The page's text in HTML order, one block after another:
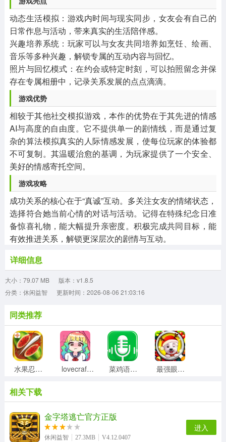
动态生活模拟：游戏内时间与现实同步，女友会有自己的
日常作息与活动，带来真实的生活陪伴感。
兴趣培养系统：玩家可以与女友共同培养如烹饪、绘画、
音乐等多种兴趣，解锁专属的互动内容与回忆。
照片与回忆模式：在约会或特定时刻，可以拍照留念并保
存在专属相册中，记录关系发展的点点滴滴。
游戏优势
相较于其他社交模拟游戏，本作的优势在于其先进的情感
AI与高度的自由度。它不提供单一的剧情线，而是通过复
杂的算法模拟真实的人际情感发展，使每位玩家的体验都
不可复制。其温暖治愈的基调，为玩家提供了一个安全、
美好的情感寄托空间。
游戏攻略
成功关系的核心在于“真诚”互动。多关注女友的情绪状态，
选择符合她当前心情的对话与活动。记得在特殊纪念日准
备惊喜礼物，能大幅提升亲密度。积极完成共同目标，能
有效推进关系，解锁更深层次的剧情与互动。
详细信息
大小：79.07 MB
版本：v1.8.5
分类：休闲益智
更新时间：2026-08-06 21:03:16
同类推荐
水果忍者变态版 lovecraftlocker手游无广告版 菜鸡语音包手机最新版 最强眼力挑战游戏纯净版
GameKipo游戏正版 臭作官方正版
相关下载
金字塔逃亡官方正版
休闲益智 27.3MB V4.12.0407
进入